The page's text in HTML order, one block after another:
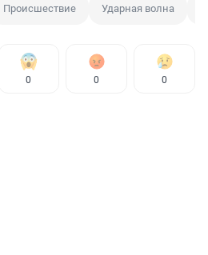
Происшествие Ударная волна
0 0 0